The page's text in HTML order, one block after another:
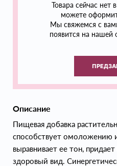
Товара сейчас нет
можете
Мы свяжемся с
появится на нашей
Описание
Пищевая добавка
способствует омоложению
выравнивает ее тон,
здоровый вид.